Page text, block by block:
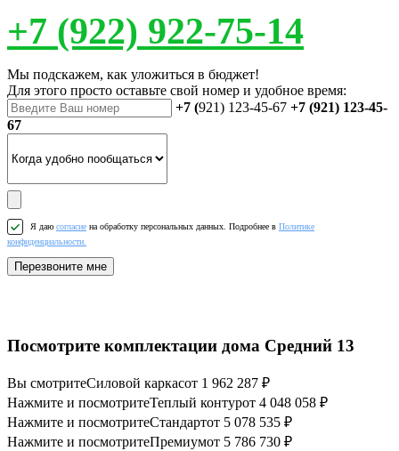
+7 (922) 922-75-14
Мы подскажем, как уложиться в бюджет!
Для этого просто оставьте свой номер и удобное время:
+7 (921) 123-45-67 +7 (921) 123-45-
67
Я даю согласие на обработку персональных данных. Подробнее в Политике
конфиденциальности.
Перезвоните мне
Посмотрите комплектации дома Средний 13
Вы смотритеСиловой каркасот 1 962 287 ₽
Нажмите и посмотритеТеплый контурот 4 048 058 ₽
Нажмите и посмотритеСтандартот 5 078 535 ₽
Нажмите и посмотритеПремиумот 5 786 730 ₽